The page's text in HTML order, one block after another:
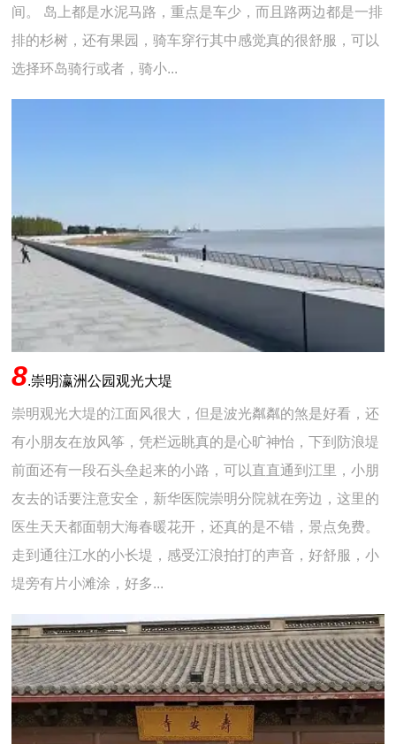
间。 岛上都是水泥马路，重点是车少，而且路两边都是一排
排的杉树，还有果园，骑车穿行其中感觉真的很舒服，可以
选择环岛骑行或者，骑小...
8.崇明瀛洲公园观光大堤
崇明观光大堤的江面风很大，但是波光粼粼的煞是好看，还
有小朋友在放风筝，凭栏远眺真的是心旷神怡，下到防浪堤
前面还有一段石头垒起来的小路，可以直直通到江里，小朋
友去的话要注意安全，新华医院崇明分院就在旁边，这里的
医生天天都面朝大海春暖花开，还真的是不错，景点免费。
走到通往江水的小长堤，感受江浪拍打的声音，好舒服，小
堤旁有片小滩涂，好多...